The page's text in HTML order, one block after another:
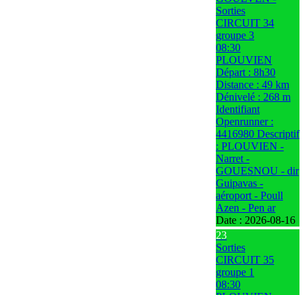
Sorties
CIRCUIT 34
groupe 3
08:30
PLOUVIEN
Départ : 8h30
Distance : 49 km
Dénivelé : 268 m
Identifiant
Openrunner :
4416980 Descriptif
: PLOUVIEN -
Narret -
GOUESNOU - dir
Guipavas -
aéroport - Poull
Azen - Pen ar
Date : 2026-08-16
23
Sorties
CIRCUIT 35
groupe 1
08:30